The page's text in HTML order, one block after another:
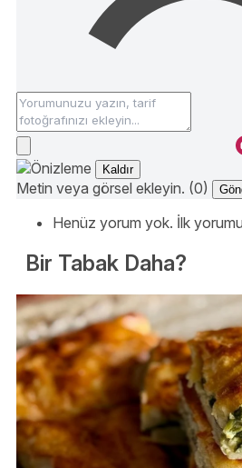
Kaldır
Metin veya görsel ekleyin. (0)
Henüz yorum yok. İlk
Bir Tabak Daha?